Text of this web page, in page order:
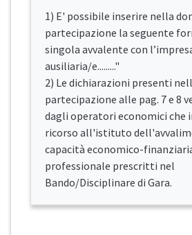
1) E' possibile inserire nella
partecipazione la seguente
singola avvalente con
ausiliaria/e........."
2) Le dichiarazioni presenti
partecipazione alle pag. 7 e 8
dagli operatori economici che
ricorso all'istituto
capacità economico-
professionale prescritti nel
Bando/Disciplinare di Gara.